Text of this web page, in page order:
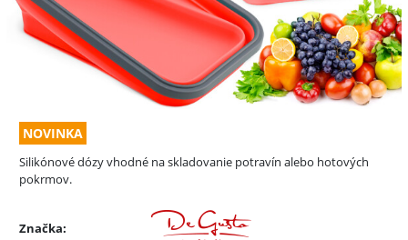
NOVINKA
Silikónové dózy vhodné na skladovanie potravín alebo hotových
pokrmov.
Značka: